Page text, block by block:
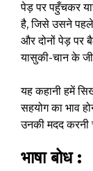
पेड़ पर पहुँचकर
है, जिसे उसने
और दोनों पेड़ पर
यासुकी-चान के
यह कहानी हमें
सहयोग का भाव
उनकी मदद करनी
भाषा बोध :